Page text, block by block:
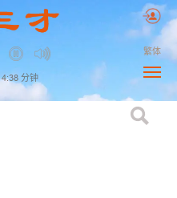
4:38 分钟
繁体